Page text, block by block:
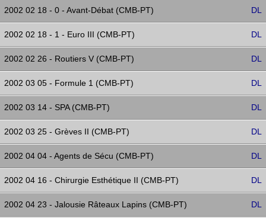
2002 02 18 - 0 - Avant-Débat (CMB-PT) DL
2002 02 18 - 1 - Euro III (CMB-PT) DL
2002 02 26 - Routiers V (CMB-PT) DL
2002 03 05 - Formule 1 (CMB-PT) DL
2002 03 14 - SPA (CMB-PT) DL
2002 03 25 - Grèves II (CMB-PT) DL
2002 04 04 - Agents de Sécu (CMB-PT) DL
2002 04 16 - Chirurgie Esthétique II (CMB-PT) DL
2002 04 23 - Jalousie Râteaux Lapins (CMB-PT) DL